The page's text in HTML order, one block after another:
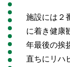
施設には２
に着き健康
年最後の挨
直ちにリハ